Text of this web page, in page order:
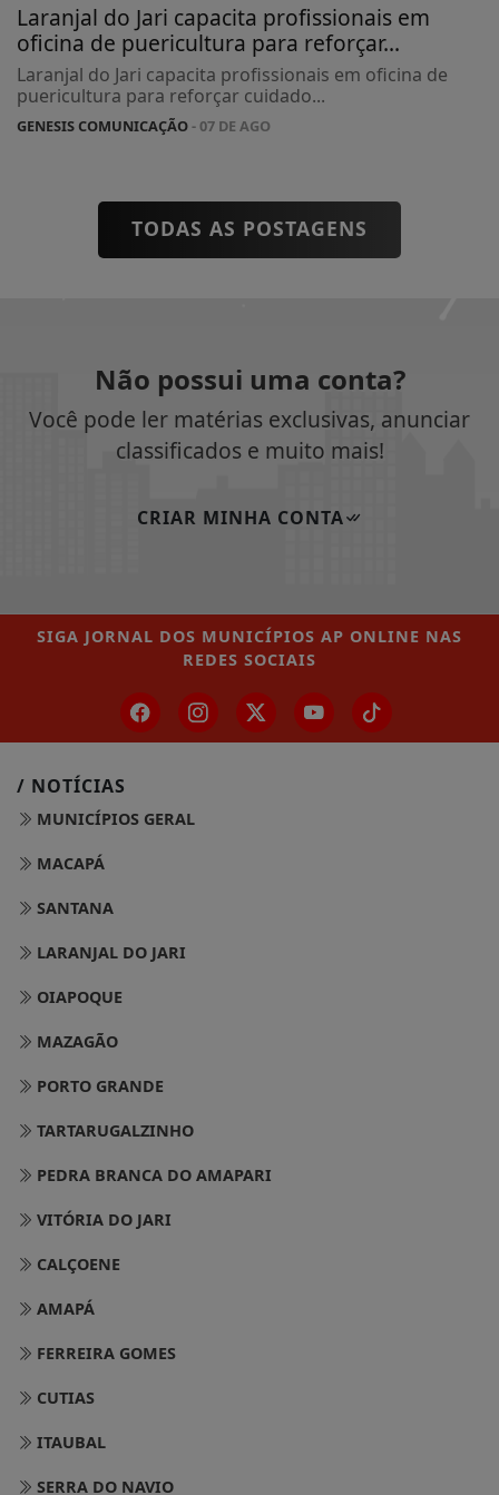
Laranjal do Jari capacita profissionais em
oficina de puericultura para reforçar...
Laranjal do Jari capacita profissionais em oficina de
puericultura para reforçar cuidado...
GENESIS COMUNICAÇÃO- 07 DE AGO
TODAS AS POSTAGENS
Não possui uma conta?
Você pode ler matérias exclusivas, anunciar
classificados e muito mais!
CRIAR MINHA CONTA
SIGA JORNAL DOS MUNICÍPIOS AP ONLINE NAS
REDES SOCIAIS
/ NOTÍCIAS
MUNICÍPIOS GERAL
MACAPÁ
SANTANA
LARANJAL DO JARI
OIAPOQUE
MAZAGÃO
PORTO GRANDE
TARTARUGALZINHO
PEDRA BRANCA DO AMAPARI
VITÓRIA DO JARI
CALÇOENE
AMAPÁ
FERREIRA GOMES
CUTIAS
ITAUBAL
SERRA DO NAVIO